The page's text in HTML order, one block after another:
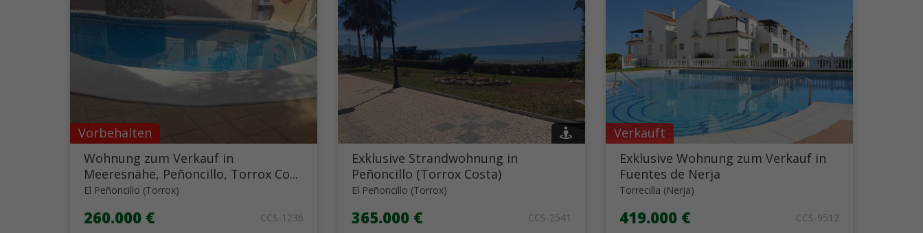
Vorbehalten
Wohnung zum Verkauf in
Meeresnähe, Peñoncillo, Torrox Co...
El Peñoncillo (Torrox)
260.000 € CCS-1236
Exklusive Strandwohnung in
Peñoncillo (Torrox Costa)
El Peñoncillo (Torrox)
365.000 € CCS-2541
Verkauft
Exklusive Wohnung zum Verkauf in
Fuentes de Nerja
Torrecilla (Nerja)
419.000 € CCS-9512